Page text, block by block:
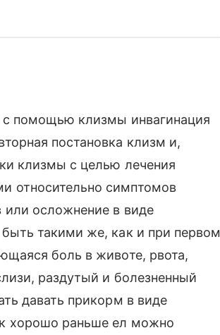
с помощью клизмы инвагинация
постановка клизм и,
клизмы с целью лечения
относительно симптомов
или осложнение в виде
такими же, как и при первом
боль в животе, рвота,
раздутый и болезненный
давать прикорм в виде
хорошо раньше ел можно